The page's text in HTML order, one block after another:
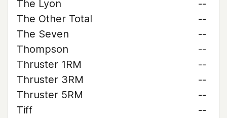
The Lyon
--
The Other Total
--
The Seven
--
Thompson
--
Thruster 1RM
--
Thruster 3RM
--
Thruster 5RM
--
Tiff
--